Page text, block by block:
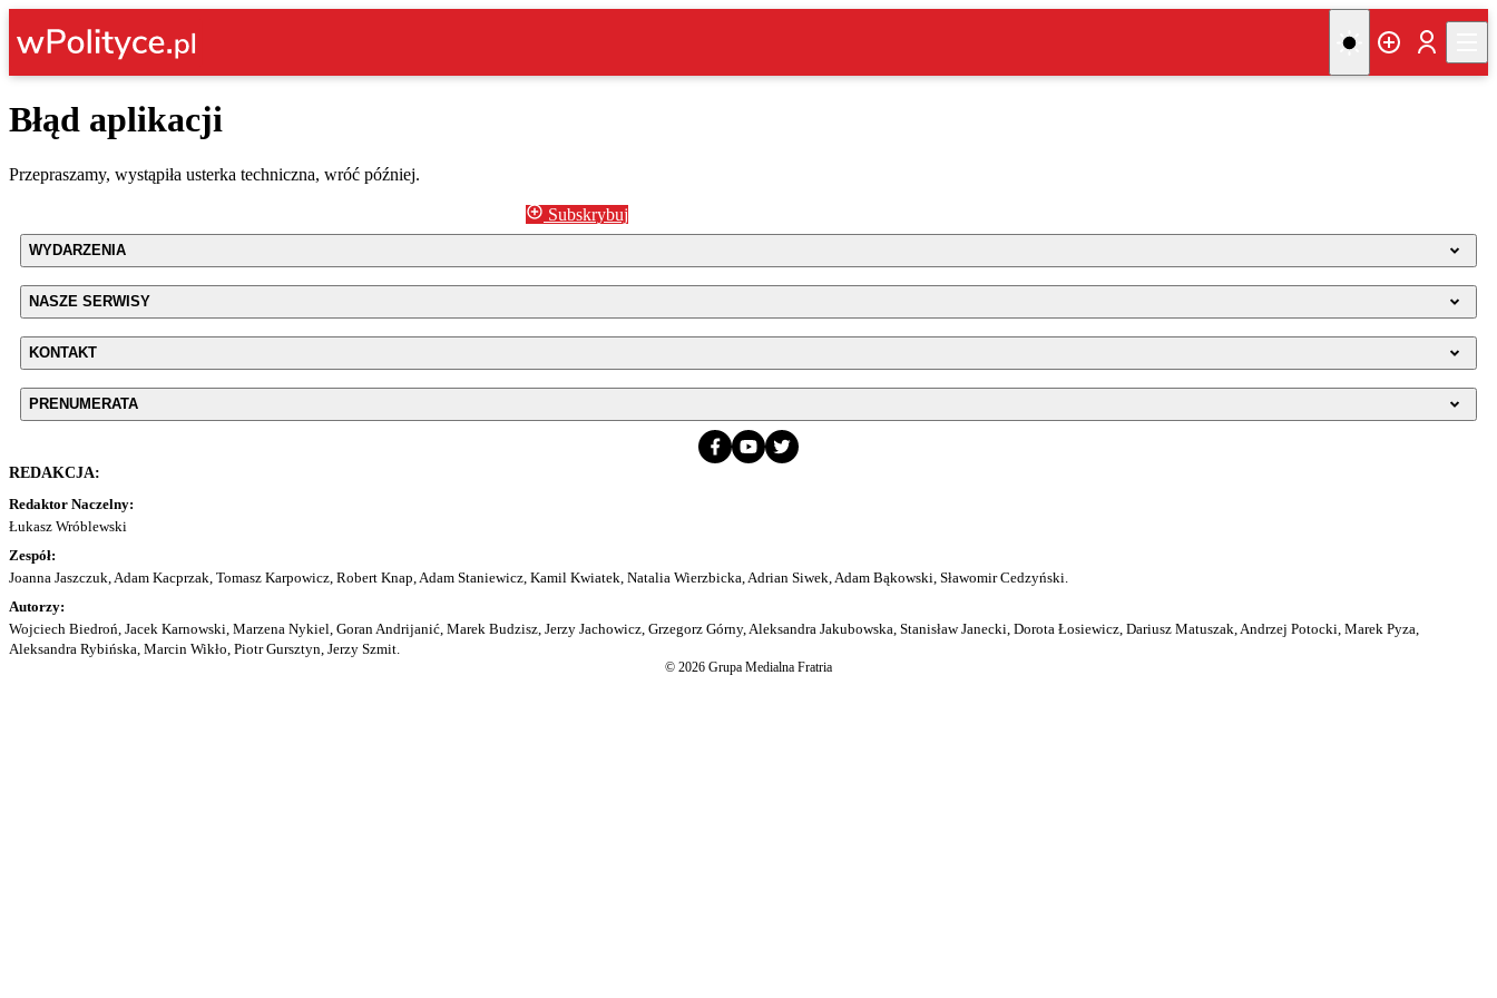
Błąd aplikacji
Przepraszamy, wystąpiła usterka techniczna, wróć później.
Subskrybuj
WYDARZENIA
NASZE SERWISY
KONTAKT
PRENUMERATA
REDAKCJA:
Redaktor Naczelny:
Łukasz Wróblewski
Zespół:
Joanna Jaszczuk, Adam Kacprzak, Tomasz Karpowicz, Robert Knap, Adam Staniewicz, Kamil Kwiatek, Natalia Wierzbicka, Adrian Siwek, Adam Bąkowski, Sławomir Cedzyński.
Autorzy:
Wojciech Biedroń, Jacek Karnowski, Marzena Nykiel, Goran Andrijanić, Marek Budzisz, Jerzy Jachowicz, Grzegorz Górny, Aleksandra Jakubowska, Stanisław Janecki, Dorota Łosiewicz, Dariusz Matuszak, Andrzej Potocki, Marek Pyza,
Aleksandra Rybińska, Marcin Wikło, Piotr Gursztyn, Jerzy Szmit.
© 2026 Grupa Medialna Fratria